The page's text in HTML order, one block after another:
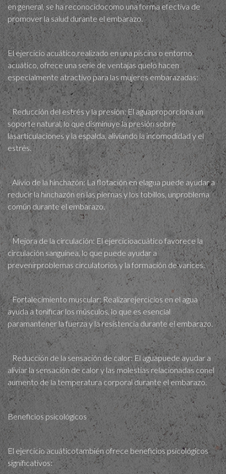
en general, se ha reconocidocomo una forma efectiva de
promover la salud durante el embarazo.
El ejercicio acuático,realizado en una piscina o entorno
acuático, ofrece una serie de ventajas quelo hacen
especialmente atractivo para las mujeres embarazadas:
Reducción del estrés y la presión: El aguaproporciona un
soporte natural, lo que disminuye la presión sobre
lasarticulaciones y la espalda, aliviando la incomodidad y el
estrés.
Alivio de la hinchazón: La flotación en elagua puede ayudar a
reducir la hinchazón en las piernas y los tobillos, unproblema
común durante el embarazo.
Mejora de la circulación: El ejercicioacuático favorece la
circulación sanguínea, lo que puede ayudar a
prevenirproblemas circulatorios y la formación de varices.
Fortalecimiento muscular: Realizarejercicios en el agua
ayuda a tonificar los músculos, lo que es esencial
paramantener la fuerza y ​​la resistencia durante el embarazo.
Reducción de la sensación de calor: El aguapuede ayudar a
aliviar la sensación de calor y las molestias relacionadas conel
aumento de la temperatura corporal durante el embarazo.
Beneficios psicológicos
El ejercicio acuáticotambién ofrece beneficios psicológicos
significativos: